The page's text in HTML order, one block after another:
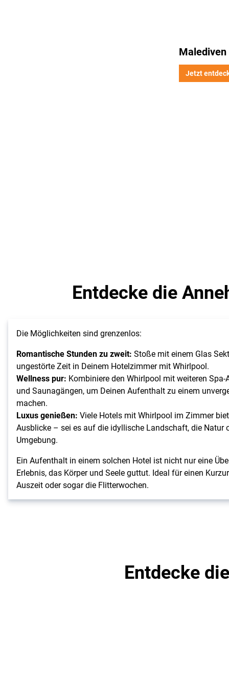
Malediven
Jetzt
Entdecke die
Die Möglichkeiten sind grenzenlos:
Romantische Stunden zu zweit: Stoße mit einem Glas
ungestörte Zeit in Deinem Hotelzimmer mit Whirlpool.
Wellness pur: Kombiniere den Whirlpool mit weiteren
und Saunagängen, um Deinen Aufenthalt zu einem
machen.
Luxus genießen: Viele Hotels mit Whirlpool im Zimmer
Ausblicke – sei es auf die idyllische Landschaft, die Natur
Umgebung.
Ein Aufenthalt in einem solchen Hotel ist nicht nur eine
Erlebnis, das Körper und Seele guttut. Ideal für einen
Auszeit oder sogar die Flitterwochen.
Entdecke